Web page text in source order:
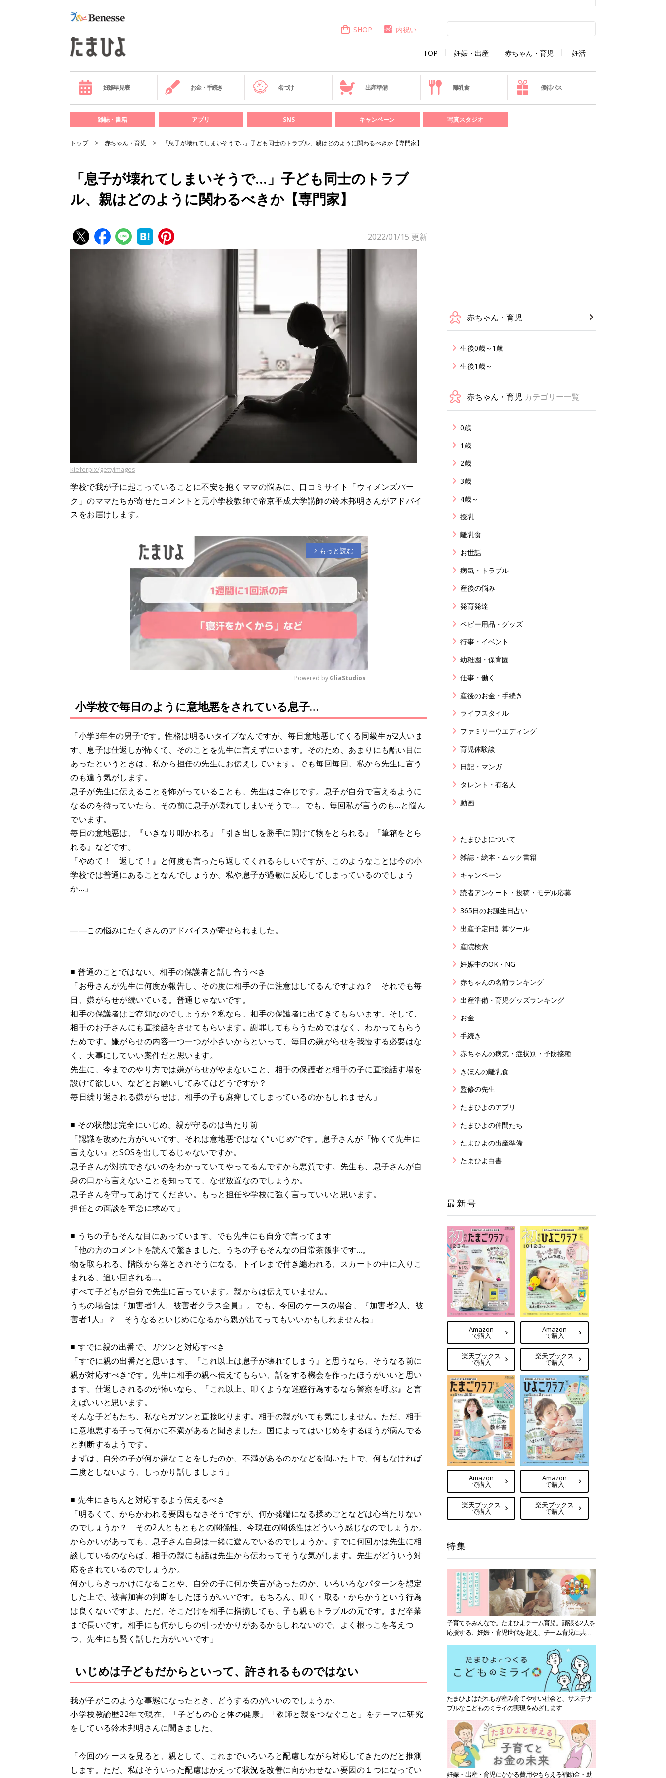
TOP 妊娠・出産 赤ちゃん・育児 妊活
SHOP 内祝い
妊娠早見表 お金・手続き 名づけ 出産準備 離乳食 優待パス
雑誌・書籍 アプリ SNS キャンペーン 写真スタジオ
トップ 赤ちゃん・育児 「息子が壊れてしまいそうで…」子ども同士のトラブル、親はどのように関わるべきか【専門家】
「息子が壊れてしまいそうで…」子ども同士のトラブ
ル、親はどのように関わるべきか【専門家】
2022/01/15 更新
kieferpix/gettyimages
学校で我が子に起こっていることに不安を抱くママの悩みに、口コミサイト「ウィメンズパー
ク」のママたちが寄せたコメントと元小学校教師で帝京平成大学講師の鈴木邦明さんがアドバイ
スをお届けします。
arrow_forward_ios もっと読む
u
t
e
Powered by GliaStudios
小学校で毎日のように意地悪をされている息子…
「小学3年生の男子です。性格は明るいタイプなんですが、毎日意地悪してくる同級生が2人いま
す。息子は仕返しが怖くて、そのことを先生に言えずにいます。そのため、あまりにも酷い目に
あったというときは、私から担任の先生にお伝えしています。でも毎回毎回、私から先生に言う
のも違う気がします。
息子が先生に伝えることを怖がっていることも、先生はご存じです。息子が自分で言えるように
なるのを待っていたら、その前に息子が壊れてしまいそうで…。でも、毎回私が言うのも…と悩ん
でいます。
毎日の意地悪は、『いきなり叩かれる』『引き出しを勝手に開けて物をとられる』『筆箱をとら
れる』などです。
『やめて！ 返して！』と何度も言ったら返してくれるらしいですが、このようなことは今の小
学校では普通にあることなんでしょうか。私や息子が過敏に反応してしまっているのでしょう
か…」
――この悩みにたくさんのアドバイスが寄せられました。
■ 普通のことではない。相手の保護者と話し合うべき
「お母さんが先生に何度か報告し、その度に相手の子に注意はしてるんですよね？ それでも毎
日、嫌がらせが続いている。普通じゃないです。
相手の保護者はご存知なのでしょうか？私なら、相手の保護者に出てきてもらいます。そして、
相手のお子さんにも直接話をさせてもらいます。謝罪してもらうためではなく、わかってもらう
ためです。嫌がらせの内容一つ一つが小さいからといって、毎日の嫌がらせを我慢する必要はな
く、大事にしていい案件だと思います。
先生に、今までのやり方では嫌がらせがやまないこと、相手の保護者と相手の子に直接話す場を
設けて欲しい、などとお願いしてみてはどうですか？
毎日繰り返される嫌がらせは、相手の子も麻痺してしまっているのかもしれません」
■ その状態は完全にいじめ。親が守るのは当たり前
「認識を改めた方がいいです。それは意地悪ではなく“いじめ”です。息子さんが『怖くて先生に
言えない』とSOSを出してるじゃないですか。
息子さんが対抗できないのをわかっていてやってるんですから悪質です。先生も、息子さんが自
身の口から言えないことを知ってて、なぜ放置なのでしょうか。
息子さんを守ってあげてください。もっと担任や学校に強く言っていいと思います。
担任との面談を至急に求めて」
■ うちの子もそんな目にあっています。でも先生にも自分で言ってます
「他の方のコメントを読んで驚きました。うちの子もそんなの日常茶飯事です…。
物を取られる、階段から落とされそうになる、トイレまで付き纏われる、スカートの中に入りこ
まれる、追い回される…。
すべて子どもが自分で先生に言っています。親からは伝えていません。
うちの場合は『加害者1人、被害者クラス全員』。でも、今回のケースの場合、『加害者2人、被
害者1人』？ そうなるといじめになるから親が出てってもいいかもしれませんね」
■ すでに親の出番で、ガツンと対応すべき
「すでに親の出番だと思います。『これ以上は息子が壊れてしまう』と思うなら、そうなる前に
親が対応すべきです。先生に相手の親へ伝えてもらい、話をする機会を作ったほうがいいと思い
ます。仕返しされるのが怖いなら、『これ以上、叩くような迷惑行為するなら警察を呼ぶ』と言
えばいいと思います。
そんな子どもたち、私ならガツンと直接叱ります。相手の親がいても気にしません。ただ、相手
に意地悪する子って何かに不満があると聞きました。国によってはいじめをするほうが病んでる
と判断するようです。
まずは、自分の子が何か嫌なことをしたのか、不満があるのかなどを聞いた上で、何もなければ
二度としないよう、しっかり話しましょう」
■ 先生にきちんと対応するよう伝えるべき
「明るくて、からかわれる要因もなさそうですが、何か発端になる揉めごとなどは心当たりない
のでしょうか？ その2人ともともとの関係性、今現在の関係性はどういう感じなのでしょうか。
からかいがあっても、息子さん自身は一緒に遊んでいるのでしょうか。すでに何回かは先生に相
談しているのならば、相手の親にも話は先生から伝わってそうな気がします。先生がどういう対
応をされているのでしょうか。
何かしらきっかけになることや、自分の子に何か失言があったのか、いろいろなパターンを想定
した上で、被害加害の判断をしたほうがいいです。もちろん、叩く・取る・からかうという行為
は良くないですよ。ただ、そこだけを相手に指摘しても、子も親もトラブルの元です。まだ卒業
まで長いです。相手にも何かしらの引っかかりがあるかもしれないので、よく根っこを考えつ
つ、先生にも賢く話した方がいいです」
いじめは子どもだからといって、許されるものではない
我が子がこのような事態になったとき、どうするのがいいのでしょうか。
小学校教諭歴22年で現在、「子どもの心と体の健康」「教師と親をつなぐこと」をテーマに研究
をしている鈴木邦明さんに聞きました。
「今回のケースを見ると、親として、これまでいろいろと配慮しながら対応してきたのだと推測
します。ただ、私はそういった配慮はかえって状況を改善に向かわせない要因の１つになってい
赤ちゃん・育児
生後0歳～1歳
生後1歳～
赤ちゃん・育児 カテゴリー一覧
0歳
1歳
2歳
3歳
4歳～
授乳
離乳食
お世話
病気・トラブル
産後の悩み
発育発達
ベビー用品・グッズ
行事・イベント
幼稚園・保育園
仕事・働く
産後のお金・手続き
ライフスタイル
ファミリーウエディング
育児体験談
日記・マンガ
タレント・有名人
動画
たまひよについて
雑誌・絵本・ムック書籍
キャンペーン
読者アンケート・投稿・モデル応募
365日のお誕生日占い
出産予定日計算ツール
産院検索
妊娠中のOK・NG
赤ちゃんの名前ランキング
出産準備・育児グッズランキング
お金
手続き
赤ちゃんの病気・症状別・予防接種
きほんの離乳食
監修の先生
たまひよのアプリ
たまひよの仲間たち
たまひよの出産準備
たまひよ白書
最新号
Amazon
で購入
楽天ブックス
で購入
Amazon
で購入
楽天ブックス
で購入
Amazon
で購入
楽天ブックス
で購入
Amazon
で購入
楽天ブックス
で購入
特集
子育てをみんなで。たまひよチーム育児。頑張る2人を
応援する、妊娠・育児世代を超え、チーム育児に共感
たまひよはだれもが産み育てやすい社会と、サステナ
ブルなこどものミライの実現をめざします
妊娠・出産・育児にかかる費用やもらえる補助金・助